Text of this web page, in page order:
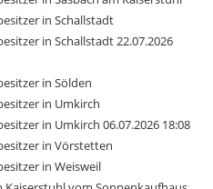
in Schallstadt
in Schallstadt 22.07.2026
in Sölden
in Umkirch
in Umkirch 06.07.2026 18:08
in Vörstetten
in Weisweil